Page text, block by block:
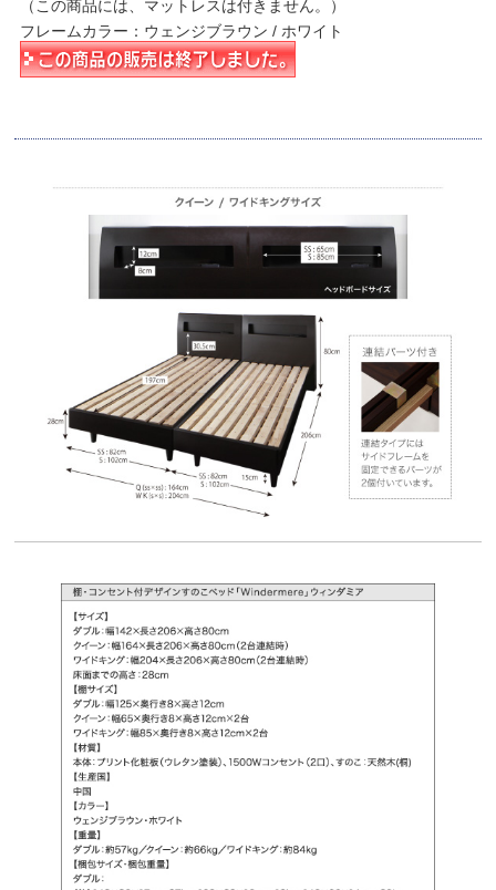
（この商品には、マットレスは付きません。）
フレームカラー：ウェンジブラウン / ホワイト